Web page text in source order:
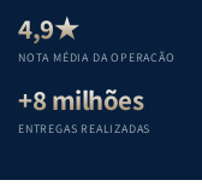
Teológica
Penkal
4,9★
NOTA MÉDIA DA OPERAÇÃO
+8 milhões
ENTREGAS REALIZADAS